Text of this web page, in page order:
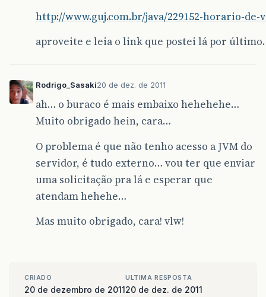
http://www.guj.com.br/java/229152-horario-de-
aproveite e leia o link que postei lá por último.
Rodrigo_Sasaki20 de dez. de 2011
ah… o buraco é mais embaixo hehehehe…
Muito obrigado hein, cara…
O problema é que não tenho acesso a JVM do
servidor, é tudo externo… vou ter que enviar
uma solicitação pra lá e esperar que
atendam hehehe…
Mas muito obrigado, cara! vlw!
CRIADO
20 de dezembro de 2011
ULTIMA RESPOSTA
20 de dez. de 2011